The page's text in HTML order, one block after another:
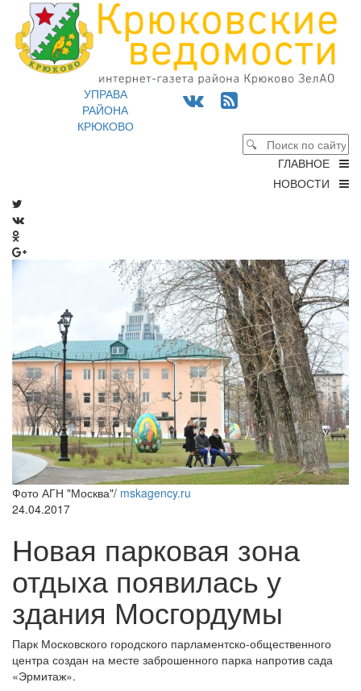
УПРАВА
РАЙОНА
КРЮКОВО
ГЛАВНОЕ
НОВОСТИ
Фото АГН "Москва"/ mskagency.ru
24.04.2017
Новая парковая зона
отдыха появилась у
здания Мосгордумы
Парк Московского городского парламентско-общественного
центра создан на месте заброшенного парка напротив сада
«Эрмитаж».